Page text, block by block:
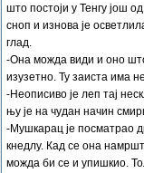
што постоји у Тенгу још
сноп и изнова је
глад.
-Она можда види и оно
изузетно. Ту заиста има
-Неописиво је леп тај
њу је на чудан начин
-Мушкарац је посматрао
кнедлу. Кад се она
можда би се и упишкио.